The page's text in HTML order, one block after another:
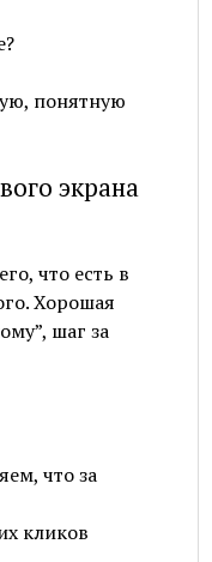
понятную
экрана
что есть в
Хорошая
шаг за
что за
кликов